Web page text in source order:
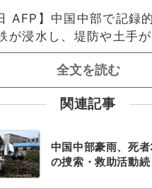
AFP】中国中部で記録
が浸水し、堤防や土手が
全文を読む
関連記事
中国中部豪雨、死
の捜索・救助活動続